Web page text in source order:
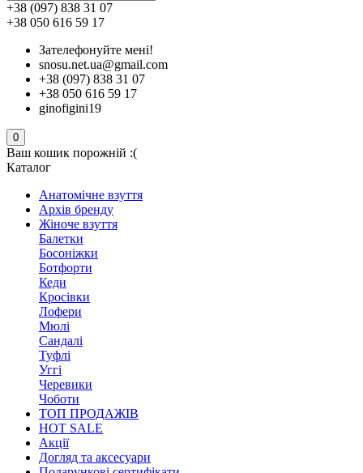
+38 (097) 838 31 07
+38 050 616 59 17
Зателефонуйте мені!
snosu.net.ua@gmail.com
+38 (097) 838 31 07
+38 050 616 59 17
ginofigini19
0
Ваш кошик порожній :(
Каталог
Анатомічне взуття
Архів бренду
Жіноче взуття
Балетки
Босоніжки
Ботфорти
Кеди
Кросівки
Лофери
Мюлі
Сандалі
Туфлі
Уггі
Черевики
Чоботи
ТОП ПРОДАЖІВ
HOT SALE
Акції
Догляд та аксесуари